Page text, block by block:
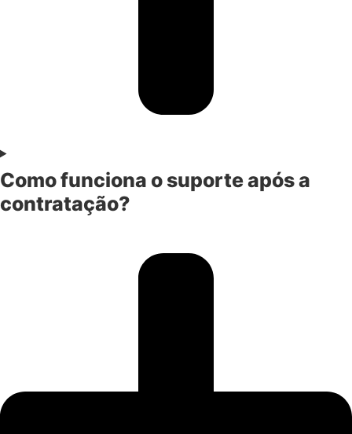
Como funciona o suporte após a
contratação?